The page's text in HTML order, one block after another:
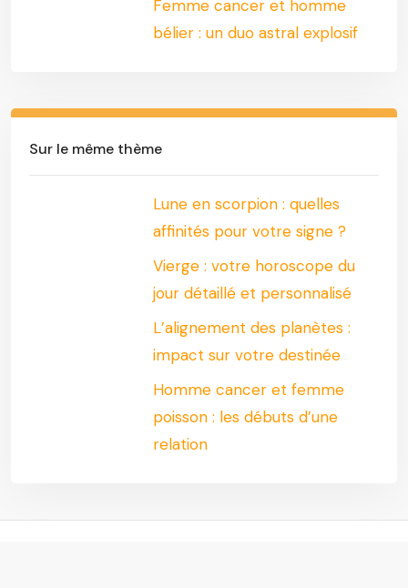
Femme cancer et homme
bélier : un duo astral explosif
Sur le même thème
Lune en scorpion : quelles
affinités pour votre signe ?
Vierge : votre horoscope du
jour détaillé et personnalisé
L’alignement des planètes :
impact sur votre destinée
Homme cancer et femme
poisson : les débuts d’une
relation